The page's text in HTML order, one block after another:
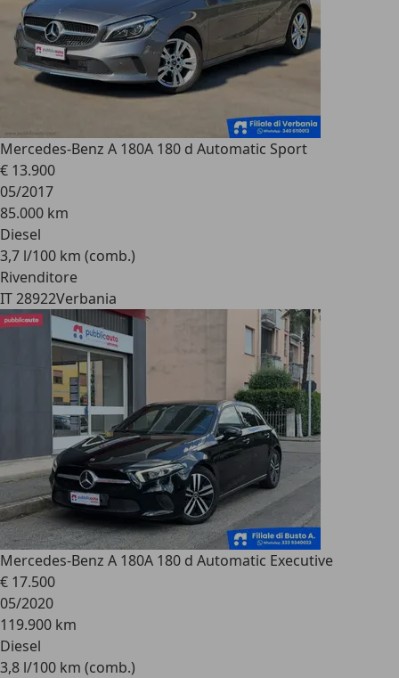
Mercedes-Benz A 180A 180 d Automatic Sport
€ 13.900
05/2017
85.000 km
Diesel
3,7 l/100 km (comb.)
Rivenditore
IT 28922Verbania
Mercedes-Benz A 180A 180 d Automatic Executive
€ 17.500
05/2020
119.900 km
Diesel
3,8 l/100 km (comb.)